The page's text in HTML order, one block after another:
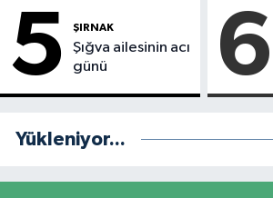
5 ŞIRNAK
Şığva ailesinin acı
günü
6
Yükleniyor...